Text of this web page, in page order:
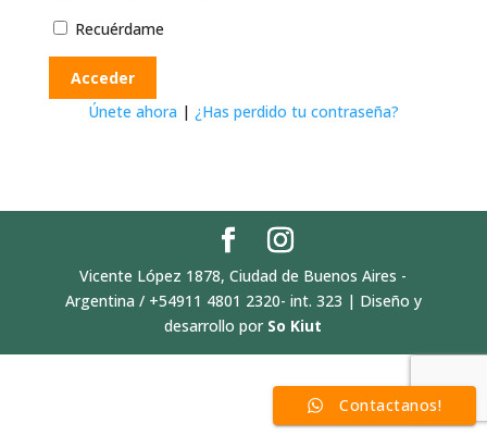
Recuérdame
Únete ahora | ¿Has perdido tu contraseña?
Vicente López 1878, Ciudad de Buenos Aires -
Argentina / +54911 4801 2320- int. 323 | Diseño y
desarrollo por So Kiut
Contactanos!